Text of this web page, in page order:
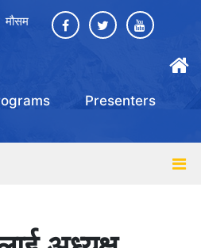
मौसम
Presenters